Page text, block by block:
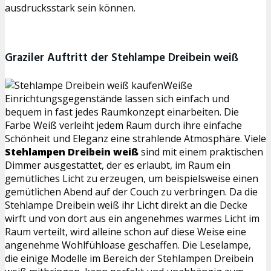
ausdrucksstark sein können.
Graziler Auftritt der Stehlampe Dreibein weiß
Weiße
Einrichtungsgegenstände lassen sich einfach und
bequem in fast jedes Raumkonzept einarbeiten. Die
Farbe Weiß verleiht jedem Raum durch ihre einfache
Schönheit und Eleganz eine strahlende Atmosphäre. Viele
Stehlampen Dreibein weißsind mit einem praktischen
Dimmer ausgestattet, der es erlaubt, im Raum ein
gemütliches Licht zu erzeugen, um beispielsweise einen
gemütlichen Abend auf der Couch zu verbringen. Da die
Stehlampe Dreibein weiß ihr Licht direkt an die Decke
wirft und von dort aus ein angenehmes warmes Licht im
Raum verteilt, wird alleine schon auf diese Weise eine
angenehme Wohlfühloase geschaffen. Die Leselampe,
die einige Modelle im Bereich der Stehlampen Dreibein